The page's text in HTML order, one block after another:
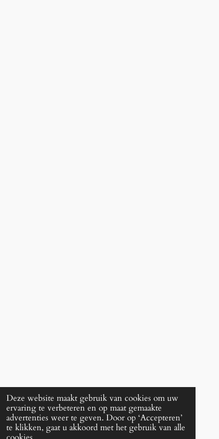
Deze website maakt gebruik van cookies om uw
ervaring te verbeteren en op maat gemaakte
advertenties weer te geven. Door op ‘Accepteren’
te klikken, gaat u akkoord met het gebruik van alle